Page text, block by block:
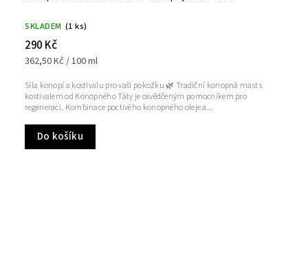
SKLADEM (1 ks)
290 Kč
362,50 Kč / 100 ml
Do košíku
Síla konopí a kostivalu pro vaši pokožku 🌿 Tradiční konopná mast s
kostivalem od Konopného Táty je osvědčeným pomocníkem pro
regeneraci. Kombinace poctivého konopného oleje a...